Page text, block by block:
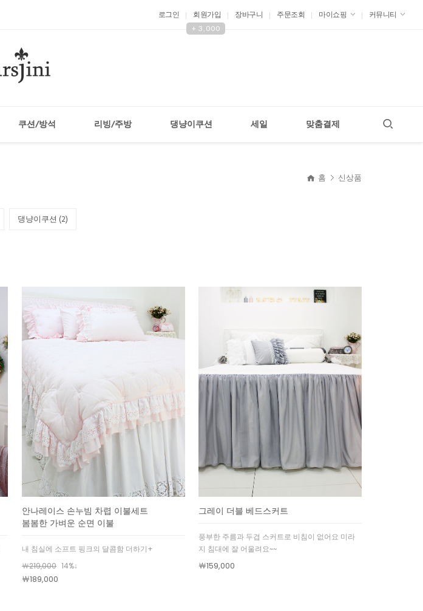
로그인 회원가입
+ 3,000
장바구니 주문조회 마이쇼핑 커뮤니티
쿠션/방석 리빙/주방 댕냥이쿠션 세일 맞춤결제
현재 위치
홈 신상품
댕냥이쿠션 (2)
안나레이스 손누빔 차렵 이불세트
봄봄한 가벼운 순면 이불
내 침실에 소프트 핑크의 달콤함 더하기+
￦219,000 14%↓
￦189,000
그레이 더블 베드스커트
풍부한 주름과 두겹 스커트로 비침이 없어요 미라
지 침대에 잘 어울려요~~
￦159,000